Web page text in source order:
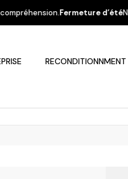
d’étéNous vous informons
RECONDITIONNMENT